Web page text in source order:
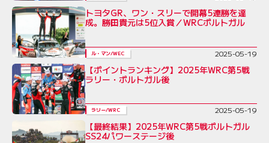
トヨタGR、ワン・スリーで開幕5連勝を達
成。勝田貴元は5位入賞／WRCポルトガル
ル・マン/WEC 2025-05-19
【ポイントランキング】2025年WRC第5戦
ラリー・ポルトガル後
ラリー/WRC 2025-05-19
【最終結果】2025年WRC第5戦ポルトガル
SS24パワーステージ後